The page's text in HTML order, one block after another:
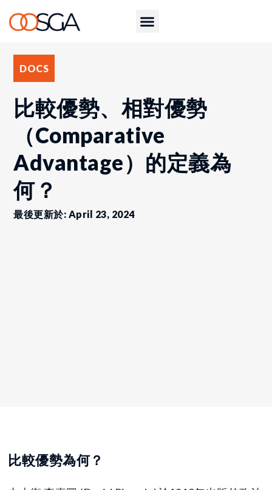
DOCS
比較優勢、相對優勢
（Comparative
Advantage）的定義為
何？
最後更新於: April 23, 2024
比較優勢為何？